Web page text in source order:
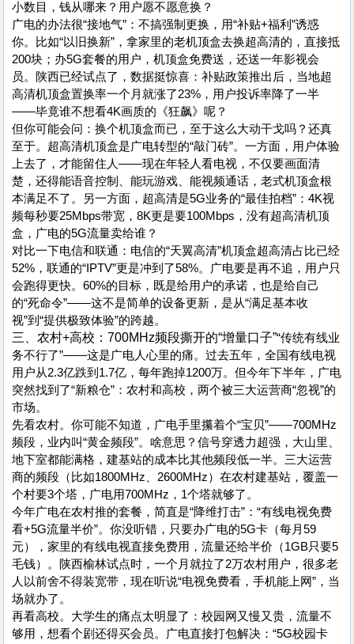
小数目，钱从哪来？用户愿不愿意换？
广电的办法很“接地气”：不搞强制更换，用“补贴+福利”诱惑
你。比如“以旧换新”，拿家里的老机顶盒去换超高清的，直接抵
200块；办5G套餐的用户，机顶盒免费送，还送一年影视会
员。陕西已经试点了，数据挺惊喜：补贴政策推出后，当地超
高清机顶盒置换率一个月就涨了23%，用户投诉率降了一半
——毕竟谁不想看4K画质的《狂飙》呢？
但你可能会问：换个机顶盒而已，至于这么大动干戈吗？还真
至于。超高清机顶盒是广电转型的“敲门砖”。一方面，用户体验
上去了，才能留住人——现在年轻人看电视，不仅要画面清
楚，还得能语音控制、能玩游戏、能视频通话，老式机顶盒根
本满足不了。另一方面，超高清是5G业务的“最佳拍档”：4K视
频每秒要25Mbps带宽，8K更是要100Mbps，没有超高清机顶
盒，广电的5G流量卖给谁？
对比一下电信和联通：电信的“天翼高清”机顶盒超高清占比已经
52%，联通的“IPTV”更是冲到了58%。广电要是再不追，用户只
会跑得更快。60%的目标，既是给用户的承诺，也是给自己
的“死命令”——这不是简单的设备更新，是从“满足基本收
视”到“提供极致体验”的跨越。
三、农村+高校：700MHz频段撕开的“增量口子”“传统有线业
务不行了”——这是广电人心里的痛。过去五年，全国有线电视
用户从2.3亿跌到1.7亿，每年跑掉1200万。但今年下半年，广电
突然找到了“新粮仓”：农村和高校，两个被三大运营商“忽视”的
市场。
先看农村。你可能不知道，广电手里攥着个“宝贝”——700MHz
频段，业内叫“黄金频段”。啥意思？信号穿透力超强，大山里、
地下室都能满格，建基站的成本比其他频段低一半。三大运营
商的频段（比如1800MHz、2600MHz）在农村建基站，覆盖一
个村要3个塔，广电用700MHz，1个塔就够了。
今年广电在农村推的套餐，简直是“降维打击”：“有线电视免费
看+5G流量半价”。你没听错，只要办广电的5G卡（每月59
元），家里的有线电视直接免费用，流量还给半价（1GB只要5
毛钱）。陕西榆林试点时，一个月就拉了2万农村用户，很多老
人以前舍不得装宽带，现在听说“电视免费看，手机能上网”，当
场就办了。
再看高校。大学生的痛点太明显了：校园网又慢又贵，流量不
够用，想看个剧还得买会员。广电直接打包解决：“5G校园卡